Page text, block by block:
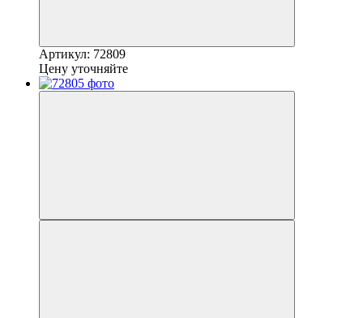
Артикул: 72809
Цену уточняйте